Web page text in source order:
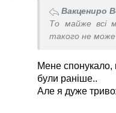
Вакцениро
То майже всі
такого не
Антошку, а мій
день в одному
мав близько 10-
Мене спонукало,
були раніше..
Але я дуже